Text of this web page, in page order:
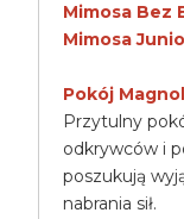
Mimosa Bez
Mimosa
Pokój
Przytulny
odkrywców i
poszukują
nabrania sił.